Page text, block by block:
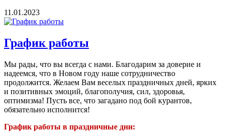
11.01.2023
График работы
Мы рады, что вы всегда с нами. Благодарим за доверие и
надеемся, что в Новом году наше сотрудничество
продолжится. Желаем Вам веселых праздничных дней, ярких
и позитивных эмоций, благополучия, сил, здоровья,
оптимизма! Пусть все, что загадано под бой курантов,
обязательно исполнится!
График работы в праздничные дни: